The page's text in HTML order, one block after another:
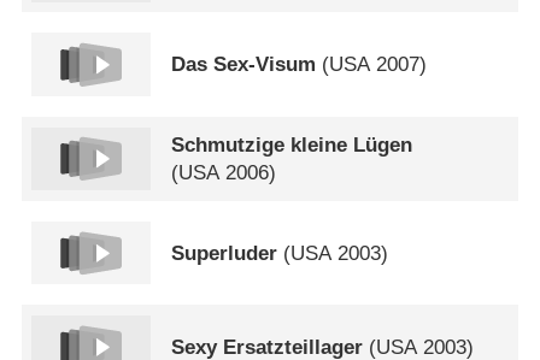
Das Sex-Visum (USA2007)
Schmutzige kleine Lügen
(USA2006)
Superluder (USA 2003)
Sexy Ersatzteillager (USA 2003)